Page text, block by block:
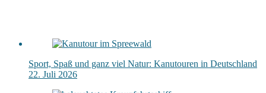
Sport, Spaß und ganz viel Natur: Kanutouren in Deutschland
22. Juli 2026